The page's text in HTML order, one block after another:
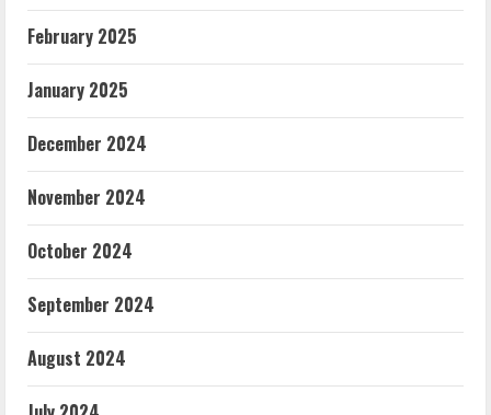
February 2025
January 2025
December 2024
November 2024
October 2024
September 2024
August 2024